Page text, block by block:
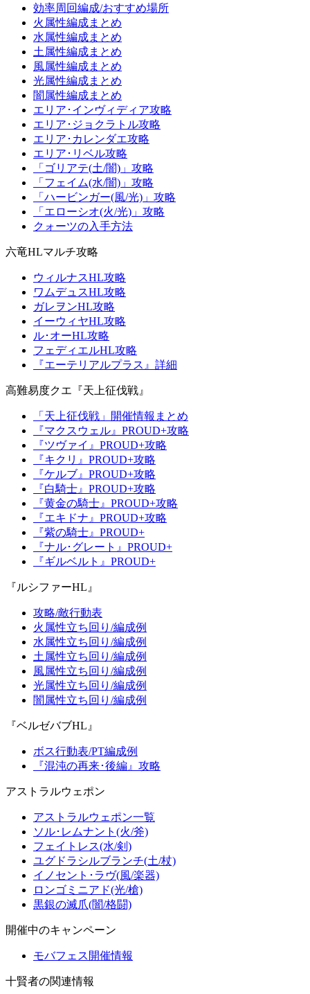
効率周回編成/おすすめ場所
火属性編成まとめ
水属性編成まとめ
土属性編成まとめ
風属性編成まとめ
光属性編成まとめ
闇属性編成まとめ
エリア･インヴィディア攻略
エリア･ジョクラトル攻略
エリア･カレンダエ攻略
エリア･リベル攻略
「ゴリアテ(土/闇)」攻略
「フェイム(水/闇)」攻略
「ハービンガー(風/光)」攻略
「エローシオ(火/光)」攻略
クォーツの入手方法
六竜HLマルチ攻略
ウィルナスHL攻略
ワムデュスHL攻略
ガレヲンHL攻略
イーウィヤHL攻略
ル･オーHL攻略
フェディエルHL攻略
『エーテリアルプラス』詳細
高難易度クエ『天上征伐戦』
「天上征伐戦」開催情報まとめ
『マクスウェル』PROUD+攻略
『ツヴァイ』PROUD+攻略
『キクリ』PROUD+攻略
『ケルブ』PROUD+攻略
『白騎士』PROUD+攻略
『黄金の騎士』PROUD+攻略
『エキドナ』PROUD+攻略
『紫の騎士』PROUD+
『ナル･グレート』PROUD+
『ギルベルト』PROUD+
『ルシファーHL』
攻略/敵行動表
火属性立ち回り/編成例
水属性立ち回り/編成例
土属性立ち回り/編成例
風属性立ち回り/編成例
光属性立ち回り/編成例
闇属性立ち回り/編成例
『ベルゼバブHL』
ボス行動表/PT編成例
『混沌の再来･後編』攻略
アストラルウェポン
アストラルウェポン一覧
ソル･レムナント(火/斧)
フェイトレス(水/剣)
ユグドラシルブランチ(土/杖)
イノセント･ラヴ(風/楽器)
ロンゴミニアド(光/槍)
黒銀の滅爪(闇/格闘)
開催中のキャンペーン
モバフェス開催情報
十賢者の関連情報